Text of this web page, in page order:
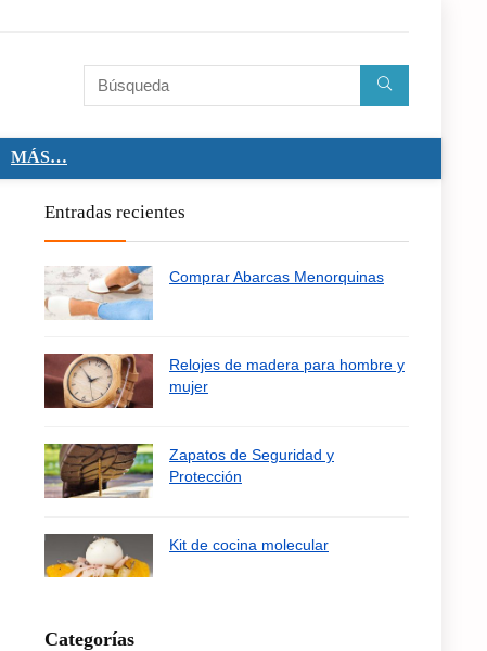
MÁS…
Entradas recientes
Comprar Abarcas Menorquinas
Relojes de madera para hombre y
mujer
Zapatos de Seguridad y
Protección
Kit de cocina molecular
Categorías